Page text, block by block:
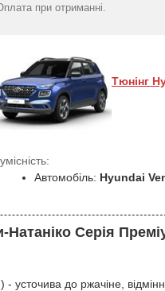
при отриманні.
Тюнінг
Автомобіль: Hyundai
Серія
до ржачіне,